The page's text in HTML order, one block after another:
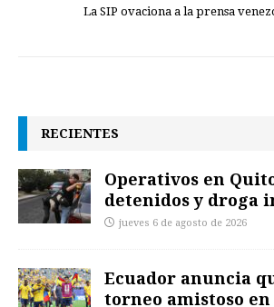
La SIP ovaciona a la prensa
RECIENTES
Operativos en
detenidos y droga
jueves 6 de agosto de 2026
Ecuador anuncia
torneo amistoso en